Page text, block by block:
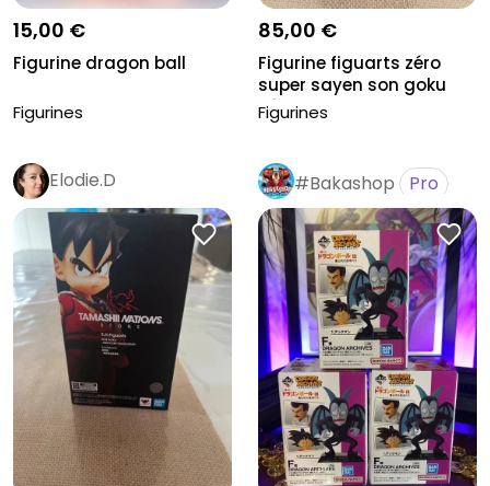
15,00 €
Figurine dragon ball
Figurines
85,00 €
Figurine figuarts zéro
super sayen son goku
série...
Figurines
Elodie.D #Bakashop Pro